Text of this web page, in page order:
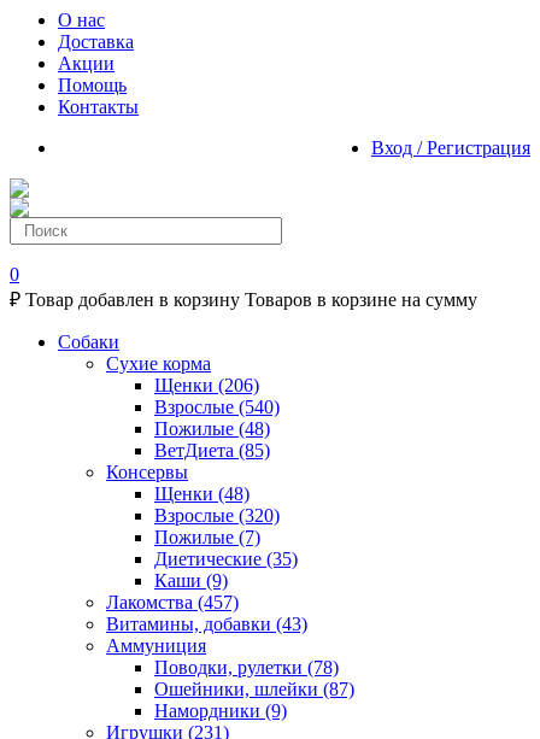
О нас
Доставка
Акции
Помощь
Контакты
Вход / Регистрация
0
₽ Товар добавлен в корзину Товаров в корзине на сумму
Собаки
Сухие корма
Щенки (206)
Взрослые (540)
Пожилые (48)
ВетДиета (85)
Консервы
Щенки (48)
Взрослые (320)
Пожилые (7)
Диетические (35)
Каши (9)
Лакомства (457)
Витамины, добавки (43)
Аммуниция
Поводки, рулетки (78)
Ошейники, шлейки (87)
Намордники (9)
Игрушки (231)